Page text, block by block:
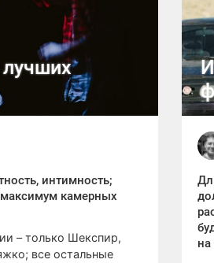
лучших
интимность;
камерных
– только Шекспир,
все остальные